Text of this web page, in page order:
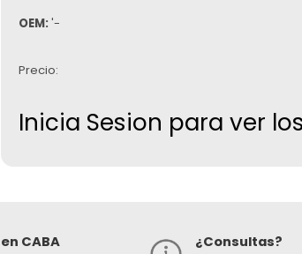
OEM: '-
Precio:
Inicia Sesion para ver
CABA ¿Consultas?